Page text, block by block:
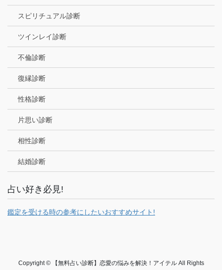
スピリチュアル診断
ツインレイ診断
不倫診断
復縁診断
性格診断
片思い診断
相性診断
結婚診断
占い好き必見!
鑑定を受ける時の参考にしたいおすすめサイト!
Copyright © 【無料占い診断】恋愛の悩みを解決！アイテル All Rights